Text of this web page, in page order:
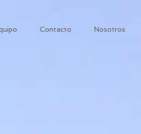
Contacto Nosotros